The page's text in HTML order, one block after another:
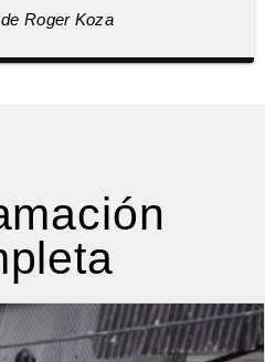
Roger Koza